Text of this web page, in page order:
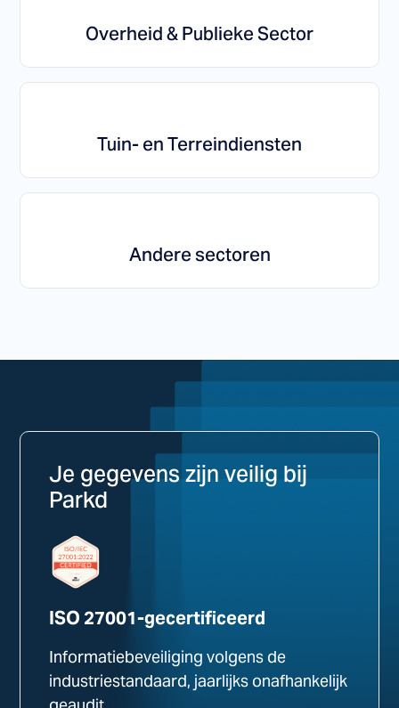
Overheid & Publieke Sector
Tuin- en Terreindiensten
Andere sectoren
Je gegevens zijn veilig bij
Parkd
ISO 27001-gecertificeerd
Informatiebeveiliging volgens de
industriestandaard, jaarlijks onafhankelijk